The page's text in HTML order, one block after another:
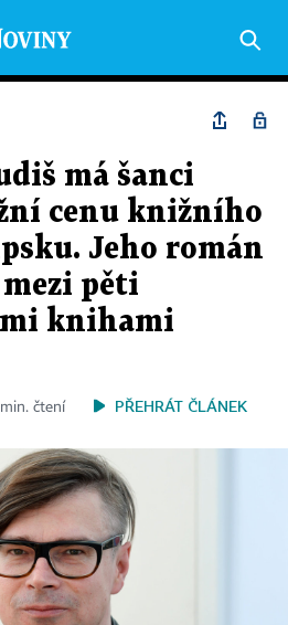
má šanci
cenu knižního
Jeho román
pěti
knihami
min. čtení PŘEHRÁT ČLÁNEK